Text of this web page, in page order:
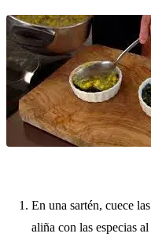
En una sartén, cuece
aliña con las especias